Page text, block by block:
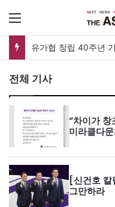
전체 기사
“차이가
미라클다
[신건호
그만하라